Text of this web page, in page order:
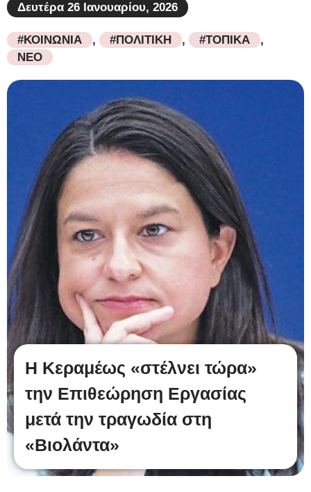
Δευτέρα 26 Ιανουαρίου, 2026
#ΚΟΙΝΩΝΙΑ , #ΠΟΛΙΤΙΚΗ , #ΤΟΠΙΚΑ
,
ΝΕΟ
Η Κεραμέως «στέλνει τώρα»
την Επιθεώρηση Εργασίας
μετά την τραγωδία στη
«Βιολάντα»